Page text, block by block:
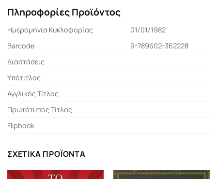
Πληροφορίες Προϊόντος
Ημερομηνία Κυκλοφορίας
01/01/1982
Barcode
9-789602-362228
Διαστάσεις
Υπότιτλος
Αγγλικός Τίτλος
Πρωτότυπος Τίτλος
Flipbook
ΣΧΕΤΙΚΆ ΠΡΟΪΌΝΤΑ